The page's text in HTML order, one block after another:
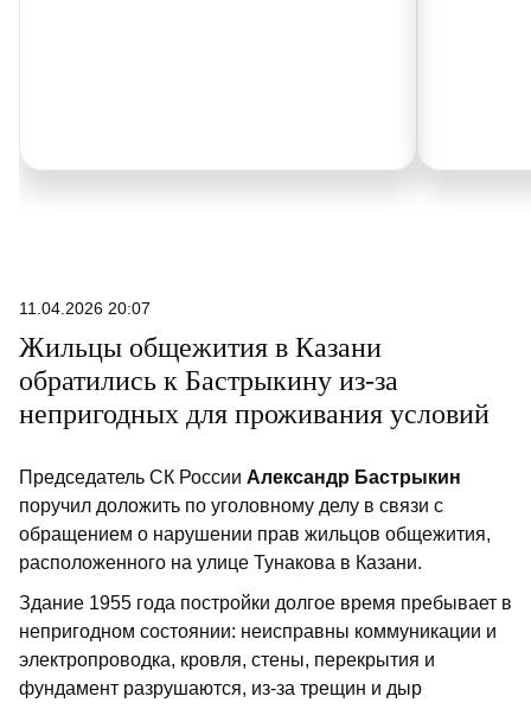
11.04.2026 20:07
Жильцы общежития в Казани
обратились к Бастрыкину из-за
непригодных для проживания условий
Председатель СК России Александр Бастрыкин
поручил доложить по уголовному делу в связи с
обращением о нарушении прав жильцов общежития,
расположенного на улице Тунакова в Казани.
Здание 1955 года постройки долгое время пребывает в
непригодном состоянии: неисправны коммуникации и
электропроводка, кровля, стены, перекрытия и
фундамент разрушаются, из-за трещин и дыр